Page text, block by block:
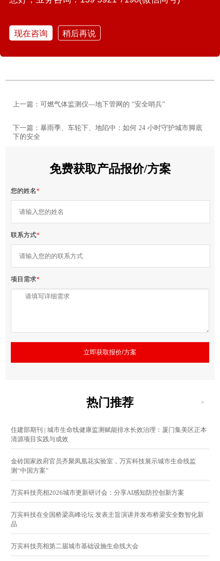
计滞后、施工缺陷、管理疏漏、自然灾害等引发的溃坝风
险，是当前水库安全管理转型的可靠后援。
上一篇：可燃气体监测仪—地下管网的 “安全哨兵”
下一篇：暴雨季、车轮下、地陷中：如何 24 小时守护城市脚底
下的安全
免费获取产品报价/方案
您的姓名*
联系方式*
项目需求*
立即获取报价/方案
热门推荐 >
住建部期刊 | 城市生命线健康监测赋能排水长效治理：厦门集美区正本
清源项目实践与成效
金砖国家政府官员齐聚凤凰花实验室，万宾科技展示城市生命线监
测“中国方案”
万宾科技亮相2026城市更新研讨会：分享AI感知防控创新方案
万宾科技在全国桥梁高峰论坛 发表主旨演讲并发布桥梁安全数智化新
品
万宾科技亮相第二届城市基础设施生命线大会
现在咨询 稍后再说